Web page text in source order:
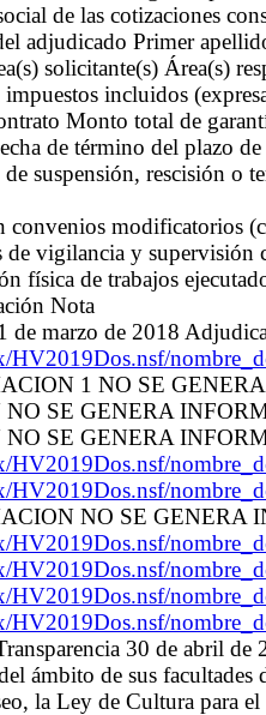
de las cotizaciones
adjudicado Primer
solicitante(s) Área(s)
incluidos
Monto total de
de término del plazo
suspensión, rescisión o
convenios modificatorios
vigilancia y supervisión
física de trabajos
Nota
de marzo de 2018
HV2019Dos.nsf/
1 NO SE
SE GENERA
SE GENERA
HV2019Dos.nsf/
HV2019Dos.nsf/
NO SE
HV2019Dos.nsf/
HV2019Dos.nsf/
HV2019Dos.nsf/
HV2019Dos.nsf/
30 de abril
ámbito de sus
la Ley de Cultura para